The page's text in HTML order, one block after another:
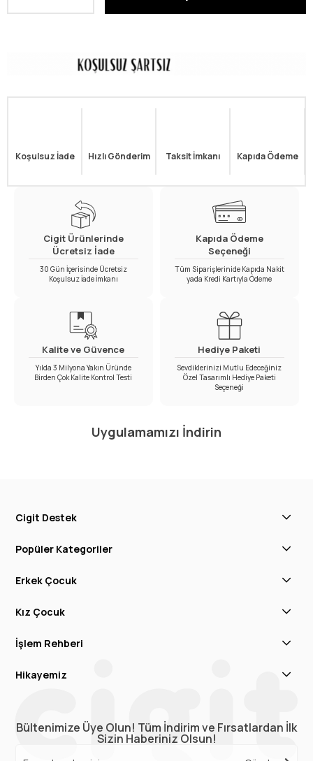
Koşulsuz İade Hızlı Gönderim Taksit İmkanı Kapıda Ödeme
Cigit Ürünlerinde
Ücretsiz İade
30 Gün İçerisinde Ücretsiz
Koşulsuz İade İmkanı
Kapıda Ödeme
Seçeneği
Tüm Siparişlerinide Kapıda Nakit
yada Kredi Kartıyla Ödeme
Kalite ve Güvence
Yılda 3 Milyona Yakın Üründe
Birden Çok Kalite Kontrol Testi
Hediye Paketi
Sevdiklerinizi Mutlu Edeceğiniz
Özel Tasarımlı Hediye Paketi
Seçeneği
Uygulamamızı İndirin
Cigit Destek
Popüler Kategoriler
Erkek Çocuk
Kız Çocuk
İşlem Rehberi
Hikayemiz
Bültenimize Üye Olun! Tüm İndirim ve Fırsatlardan İlk
Sizin Haberiniz Olsun!